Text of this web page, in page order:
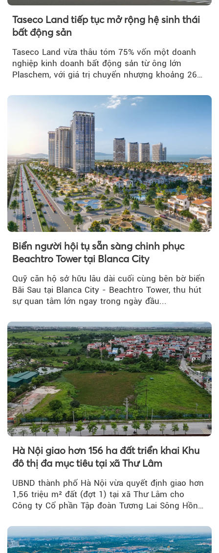
Taseco Land tiếp tục mở rộng hệ sinh thái
bất động sản
Taseco Land vừa thâu tóm 75% vốn một doanh
nghiệp kinh doanh bất động sản từ ông lớn
Plaschem, với giá trị chuyển nhượng khoảng 262
Biển người hội tụ sẵn sàng chinh phục
Beachtro Tower tại Blanca City
Quỹ căn hộ sở hữu lâu dài cuối cùng bên bờ biển
Bãi Sau tại Blanca City - Beachtro Tower, thu hút
sự quan tâm lớn ngay trong ngày đầu...
Hà Nội giao hơn 156 ha đất triển khai Khu
đô thị đa mục tiêu tại xã Thư Lâm
UBND thành phố Hà Nội vừa quyết định giao hơn
1,56 triệu m² đất (đợt 1) tại xã Thư Lâm cho
Công ty Cổ phần Tập đoàn Tương Lai Sông Hồng